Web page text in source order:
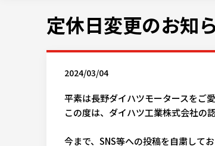
定休日変更のお知
2024/03/04
平素は長野ダイハツモータースをご
この度は、ダイハツ工業株式会社の
今まで、SNS等への投稿を自粛して